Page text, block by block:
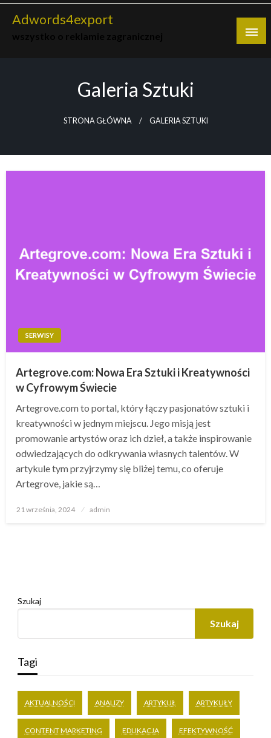
Skip
Adwords4export
Galeria Sztuki
STRONA GŁÓWNA GALERIA SZTUKI
SERWISY
Artegrove.com: Nowa Era Sztuki i Kreatywności
w Cyfrowym Świecie
Artegrove.com to portal, który łączy pasjonatów sztuki i
kreatywności w jednym miejscu. Jego misją jest
promowanie artystów oraz ich dzieł, a także inspirowanie
odwiedzających do odkrywania własnych talentów. W
artykule tym przyjrzymy się bliżej temu, co oferuje
Artegrove, jakie są…
Opublikowane
21 września, 2024 admin
Szukaj
Szukaj
Tagi
AKTUALNOŚCI ANALIZY ARTYKUŁ ARTYKUŁY
CONTENT MARKETING EDUKACJA EFEKTYWNOŚĆ